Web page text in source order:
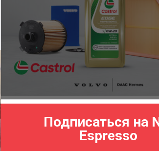
Подписаться на
Espresso